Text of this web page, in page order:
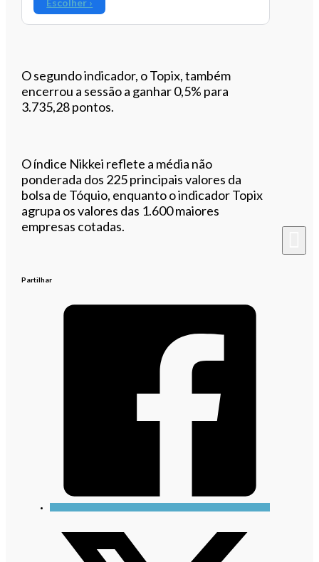
O segundo indicador, o Topix, também
encerrou a sessão a ganhar 0,5% para
3.735,28 pontos.
O índice Nikkei reflete a média não
ponderada dos 225 principais valores da
bolsa de Tóquio, enquanto o indicador Topix
agrupa os valores das 1.600 maiores
empresas cotadas.
Partilhar